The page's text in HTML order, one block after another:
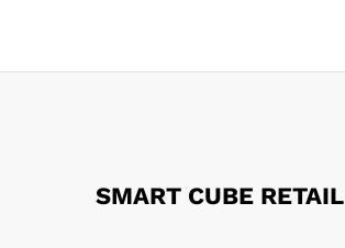
SMART CUBE RETAIL